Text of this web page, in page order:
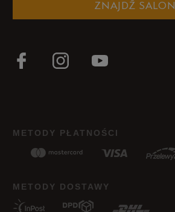
ZNAJDŹ SALON
METODY PŁATNOŚCI
METODY DOSTAWY